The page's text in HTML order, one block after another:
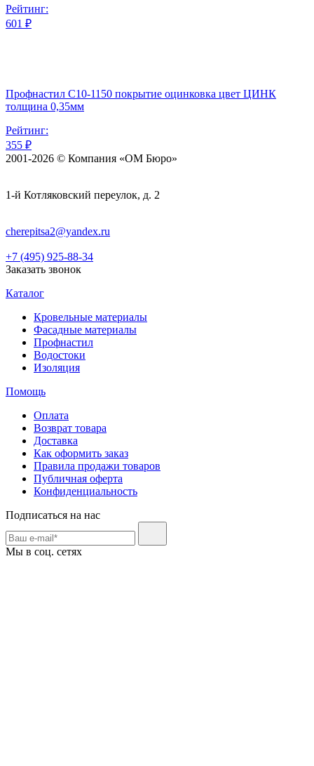
Рейтинг:
601 ₽
Профнастил С10-1150 покрытие оцинковка цвет ЦИНК
толщина 0,35мм
Рейтинг:
355 ₽
2001-2026 © Компания «ОМ Бюро»
1-й Котляковский переулок, д. 2
cherepitsa2@yandex.ru
+7 (495) 925-88-34
Заказать звонок
Каталог
Кровельные материалы
Фасадные материалы
Профнастил
Водостоки
Изоляция
Помощь
Оплата
Возврат товара
Доставка
Как оформить заказ
Правила продажи товаров
Публичная оферта
Конфиденциальность
Подписаться на нас
Мы в соц. сетях